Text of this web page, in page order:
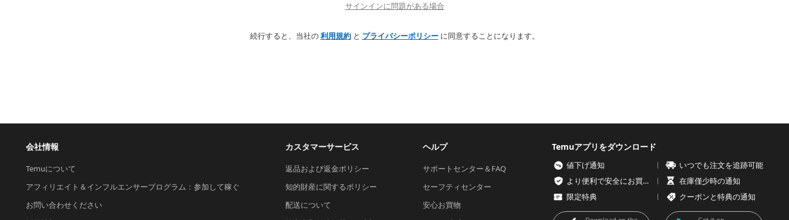
サインインに問題がある場合
続行すると、当社の利用規約と プライバシーポリシーに同意することになります。
会社情報
Temuについて
アフィリエイト＆インフルエンサープログラム：参加して稼ぐ
お問い合わせください
カスタマーサービス
返品および返金ポリシー
知的財産に関するポリシー
配送について
ヘルプ
サポートセンター＆FAQ
セーフティセンター
安心お買物
Temuアプリをダウンロード
値下げ通知
いつでも注文を追跡可能
より便利で安全にお買い物を
在庫僅少時の通知
限定特典
クーポンと特典の通知